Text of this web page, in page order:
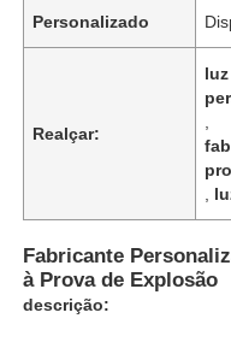
Personalizado
Realçar:
Fabricante
à Prova de Explosão
descrição: